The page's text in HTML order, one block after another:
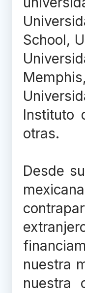
School,
Instituto
otras.
Desde
nuestra
nuestra